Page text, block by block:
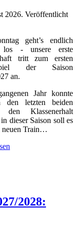
2026. Veröffentlicht
geht’s endlich
los - unsere erste
tritt zum ersten
der Saison
an.
Jahr konnte
den letzten beiden
den Klassenerhalt
dieser Saison soll es
neuen Train…
2028: